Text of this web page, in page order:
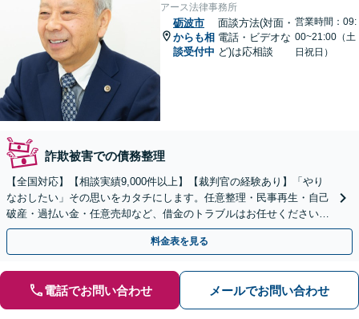
アース法律事務所
砺波市
からも相
談受付中
面談方法(対面・
電話・ビデオな
ど)は応相談
営業時間：09:
00~21:00（土
日祝日）
詐欺被害での債務整理
【全国対応】【相談実績9,000件以上】【裁判官の経験あり】「やり
なおしたい」その思いをカタチにします。任意整理・民事再生・自己
破産・過払い金・任意売却など、借金のトラブルはお任せください。
【初回相談無料】【全国対応可能】
料金表を見る
電話でお問い合わせ メールでお問い合わせ